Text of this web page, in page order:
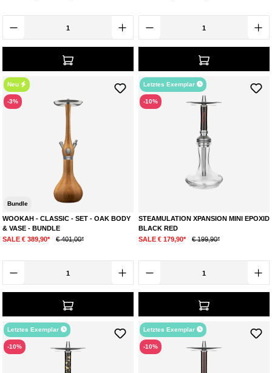
Neu
-3%
Bundle
WOOKAH - CLASSIC - SET - OAK BODY
& VASE - BUNDLE
SALE € 389,90*
€ 401,00*
Letztes Exemplar
-10%
STEAMULATION XPANSION MINI EPOXID
BLACK RED
SALE € 179,90*
€ 199,90*
Letztes Exemplar
-10%
Letztes Exemplar
-10%